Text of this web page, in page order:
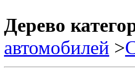
Дерево
автомобилей >